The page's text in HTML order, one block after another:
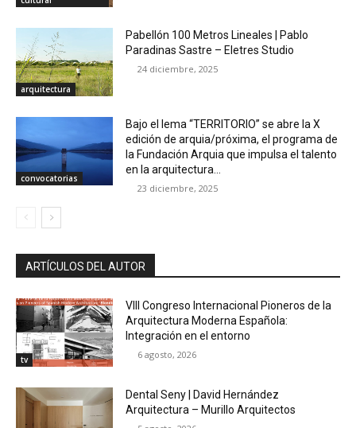
arquitectura
Pabellón 100 Metros Lineales | Pablo
Paradinas Sastre – Eletres Studio
24 diciembre, 2025
convocatorias
Bajo el lema “TERRITORIO” se abre la X
edición de arquia/próxima, el programa de
la Fundación Arquia que impulsa el talento
en la arquitectura...
23 diciembre, 2025
ARTÍCULOS DEL AUTOR
tv
VIII Congreso Internacional Pioneros de la
Arquitectura Moderna Española:
Integración en el entorno
6 agosto, 2026
Dental Seny | David Hernández
Arquitectura – Murillo Arquitectos